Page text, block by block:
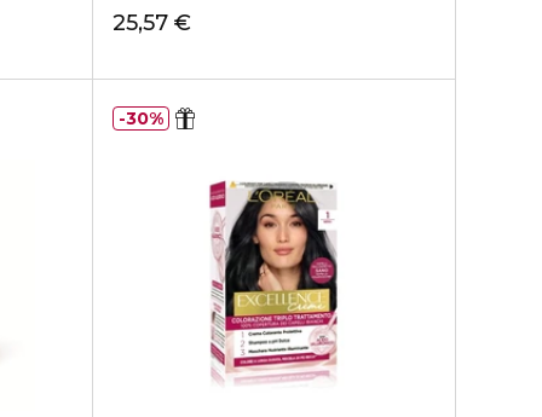
25,57 €
30%